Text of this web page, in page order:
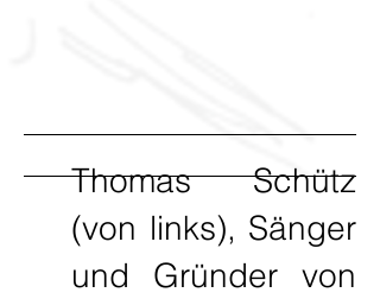
Thomas Schütz
(von links), Sänger
und Gründer von